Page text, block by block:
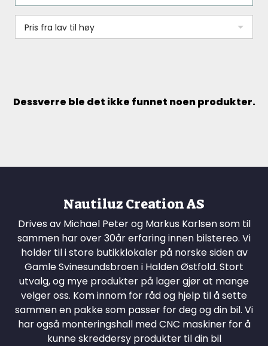
Pris fra lav til høy
Dessverre ble det ikke funnet noen produkter.
Nautiluz Creation AS
Drives av Michael Peter og Markus Karlsen som til
sammen har over 30år erfaring innen bilstereo. Vi
holder til i store butikklokaler på norske siden av
Gamle Svinesundsbroen i Halden Østfold. Stort
utvalg, og mye produkter på lager gjør at mange
velger oss. Kom innom for råd og hjelp til å sette
sammen en pakke som passer for deg og din bil. Vi
har også monteringshall med CNC maskiner for å
kunne skreddersy produkter til din bil